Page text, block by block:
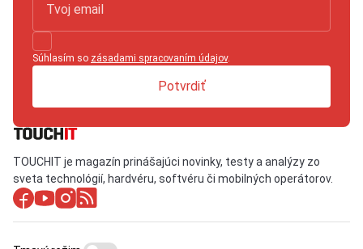
Súhlasím so zásadami spracovaním údajov.
Potvrdiť
TOUCHIT je magazín prinášajúci novinky, testy a analýzy zo
sveta technológií, hardvéru, softvéru či mobilných operátorov.